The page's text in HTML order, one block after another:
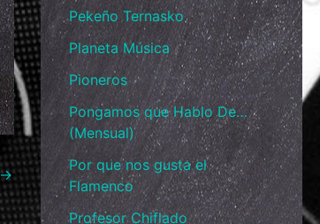
→
Pekeño Ternasko
Planeta Música
Pioneros
Pongamos que Hablo De…
(Mensual)
Por que nos gusta el
Flamenco
Profesor Chiflado